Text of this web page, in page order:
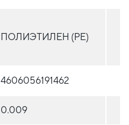
ПОЛИЭТИЛЕН (PE)
4606056191462
0.009